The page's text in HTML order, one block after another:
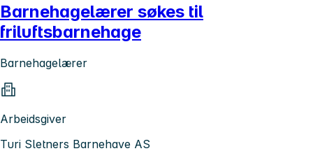
Barnehagelærer søkes til
friluftsbarnehage
Barnehagelærer
Arbeidsgiver
Turi Sletners Barnehave AS